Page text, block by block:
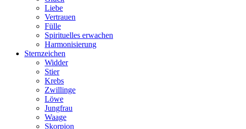
Liebe
Vertrauen
Fülle
Spirituelles erwachen
Harmonisierung
Sternzeichen
Widder
Stier
Krebs
Zwillinge
Löwe
Jungfrau
Waage
Skorpion